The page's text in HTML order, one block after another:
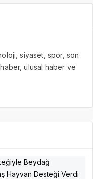
siyaset, spor, son
ulusal haber ve